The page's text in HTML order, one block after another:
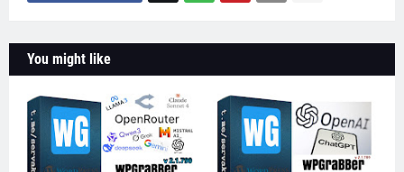
You might like